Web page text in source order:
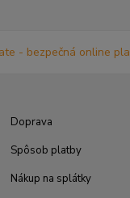
Doprava
Spôsob platby
Nákup na splátky